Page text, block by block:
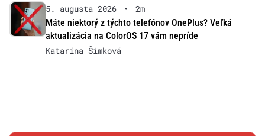
5. augusta 2026 •
2m
Máte niektorý z týchto telefónov OnePlus? Veľká
aktualizácia na ColorOS 17 vám nepríde
Katarína Šimková